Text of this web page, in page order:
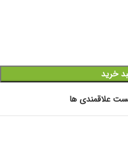
خرید
علاقمندی ها